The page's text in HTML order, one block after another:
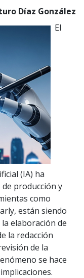
Díaz González
El
(IA) ha
producción y
como
están siendo
elaboración de
la redacción
de la
se hace